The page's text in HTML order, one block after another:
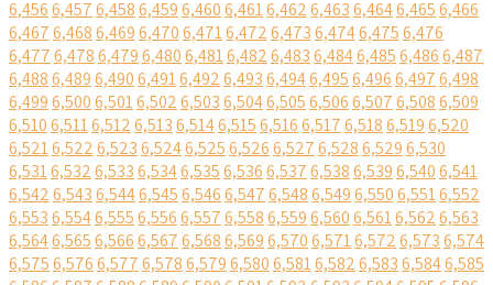
6,4566,4576,4586,4596,4606,4616,4626,4636,4646,4656,466
6,4676,4686,4696,4706,4716,4726,4736,4746,4756,476
6,4776,4786,4796,4806,4816,4826,4836,4846,4856,4866,487
6,4886,4896,4906,4916,4926,4936,4946,4956,4966,4976,498
6,4996,5006,5016,5026,5036,5046,5056,5066,5076,5086,509
6,5106,5116,5126,5136,5146,5156,5166,5176,5186,5196,520
6,5216,5226,5236,5246,5256,5266,5276,5286,5296,530
6,5316,5326,5336,5346,5356,5366,5376,5386,5396,5406,541
6,5426,5436,5446,5456,5466,5476,5486,5496,5506,5516,552
6,5536,5546,5556,5566,5576,5586,5596,5606,5616,5626,563
6,5646,5656,5666,5676,5686,5696,5706,5716,5726,5736,574
6,5756,5766,5776,5786,5796,5806,5816,5826,5836,5846,585